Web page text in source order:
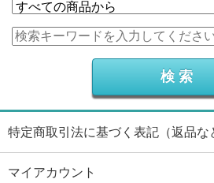
特定商取引法に基づく表記（返品な
マイアカウント